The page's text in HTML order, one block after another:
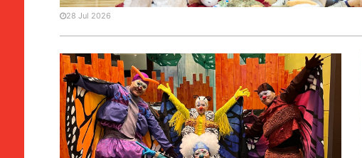
28 Jul 2026